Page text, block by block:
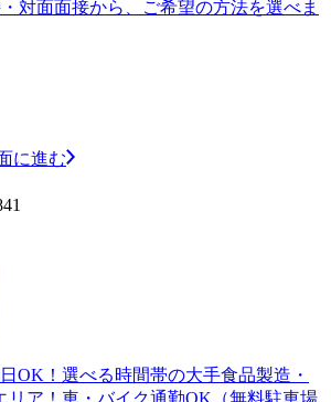
対面面接から、ご希望の方法を選べま
に進む
OK！選べる時間帯の大手食品製造・
リア！車・バイク通勤OK（無料駐車場